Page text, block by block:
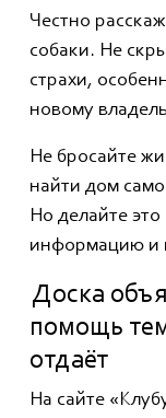
Честно
собаки. Не
страхи,
новому
Не бросайте
найти дом
Но делайте
информацию и
Доска
помощь
отдаёт
На сайте